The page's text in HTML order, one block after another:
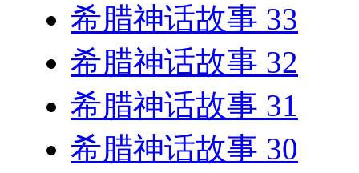
希腊神话故事 33
希腊神话故事 32
希腊神话故事 31
希腊神话故事 30